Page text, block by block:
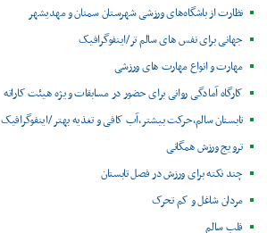
نظارت از باشگاه‌های ورزشی شهرستان سمنان و مهدیشهر
جهانی برای نفس های سالم تر/اینفوگرافیک
مهارت و انواع مهارت های ورزشی
کارگاه آمادگی روانی برای حضور در مسابقات ویژه هیئت کاراته
تابستان سالم،حرکت بیشتر،آب کافی و تغذیه بهتر /اینفوگرافیک
ترویج ورزش همگانی
چند نکته برای ورزش در فصل تابستان
مردان شاغل و کم تحرک
قلب سالم